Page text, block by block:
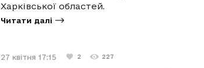
Харківської областей.
Читати далі
27 квітня 17:15 2 227